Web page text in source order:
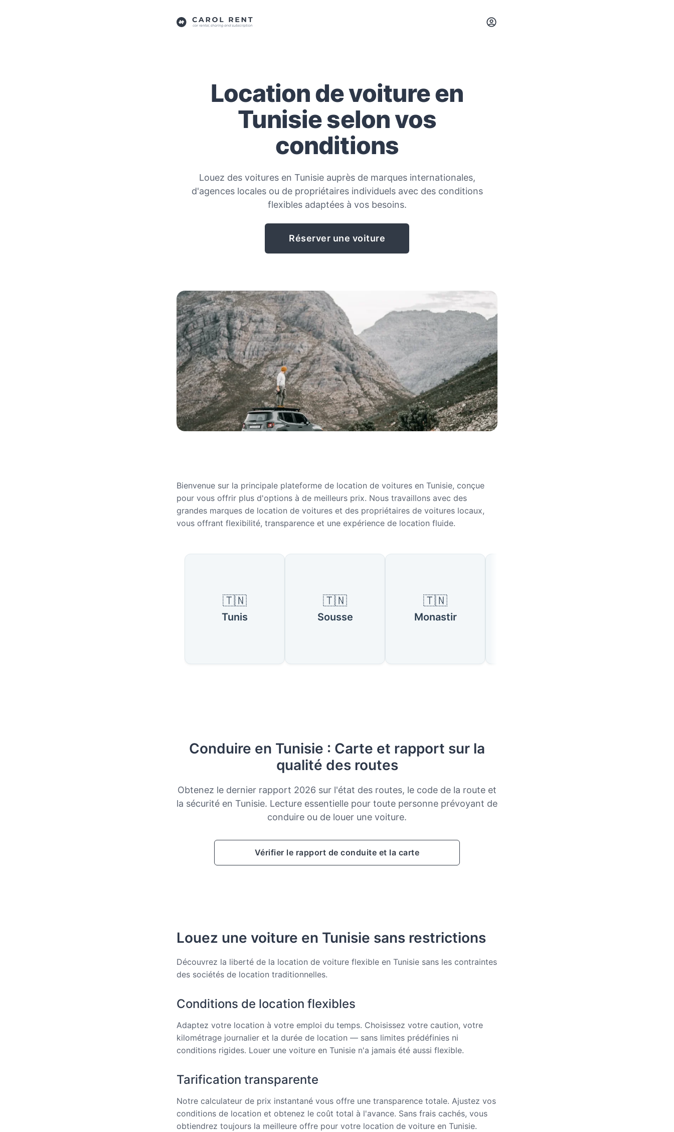
Location de voiture en
Tunisie selon vos
conditions
Louez des voitures en Tunisie auprès de marques internationales,
d'agences locales ou de propriétaires individuels avec des conditions
flexibles adaptées à vos besoins.
Réserver une voiture
Bienvenue sur la principale plateforme de location de voitures en Tunisie, conçue
pour vous offrir plus d'options à de meilleurs prix. Nous travaillons avec des
grandes marques de location de voitures et des propriétaires de voitures locaux,
vous offrant flexibilité, transparence et une expérience de location fluide.
Villes populaires en Tunisie
🇹🇳
Tunis
🇹🇳
Sousse
🇹🇳
Monastir
Conduire en Tunisie : Carte et rapport sur la
qualité des routes
Obtenez le dernier rapport 2026 sur l'état des routes, le code de la route et
la sécurité en Tunisie. Lecture essentielle pour toute personne prévoyant de
conduire ou de louer une voiture.
Vérifier le rapport de conduite et la carte
Louez une voiture en Tunisie sans restrictions
Découvrez la liberté de la location de voiture flexible en Tunisie sans les contraintes
des sociétés de location traditionnelles.
Conditions de location flexibles
Adaptez votre location à votre emploi du temps. Choisissez votre caution, votre
kilométrage journalier et la durée de location — sans limites prédéfinies ni
conditions rigides. Louer une voiture en Tunisie n'a jamais été aussi flexible.
Tarification transparente
Notre calculateur de prix instantané vous offre une transparence totale. Ajustez vos
conditions de location et obtenez le coût total à l'avance. Sans frais cachés, vous
obtiendrez toujours la meilleure offre pour votre location de voiture en Tunisie.